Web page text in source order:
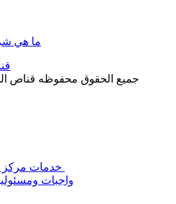
ما هي
جميع الحقوق محفوظه قناص
واجبات